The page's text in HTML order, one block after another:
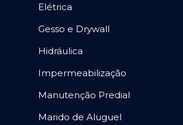
Elétrica
Gesso e Drywall
Hidráulica
Impermeabilização
Manutenção Predial
Marido de Aluguel